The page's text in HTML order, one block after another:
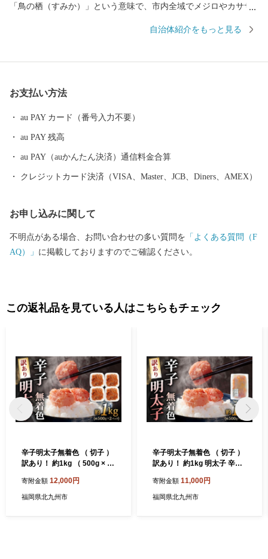
「鳥の栖（すみか）」という意味で、市内全域でメジロやカササ
道が分岐する場所でしたので、古くから人・モノ・文化が交わる
レーボールVリーグ・久光スプリングスの活躍がまちを盛り上げて
自治体紹介をもっと見る
お支払い方法
au PAY カード（番号入力不要）
au PAY 残高
au PAY（auかんたん決済）通信料金合算
クレジットカード決済（VISA、Master、JCB、Diners、AMEX）
お申し込みに関して
不明点がある場合、お問い合わせの多い質問を 「よくある質問（F
AQ）」 に掲載しておりますのでご確認ください。
この返礼品を見ている人はこちらもチェック
辛子明太子無着色 （ 切子 ）
訳あり！ 約1kg （ 500g × 2
いこ たらこ 海鮮 卵 魚卵 魚
介類 魚介 冷凍 ご飯のお供 お
寄附金額 12,000円
福岡県北九州市
辛子明太子無着色 （ 切子 ）
訳あり！ 約1kg 明太子 辛子
卵 魚介類 魚介 冷凍 ご飯のお
供 おつまみ おかず スケトウ
寄附金額 11,000円
福岡県北九州市